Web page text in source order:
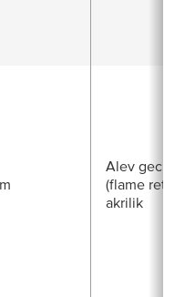
Alev
(flame
akrilik